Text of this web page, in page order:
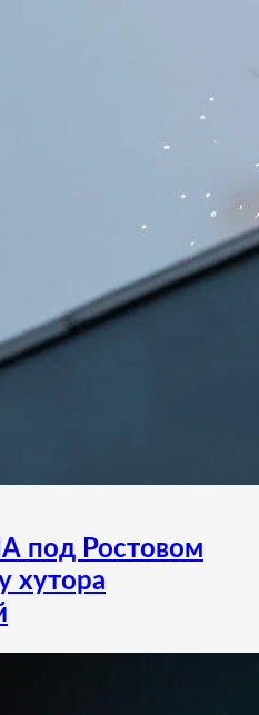
под Ростовом
хутора